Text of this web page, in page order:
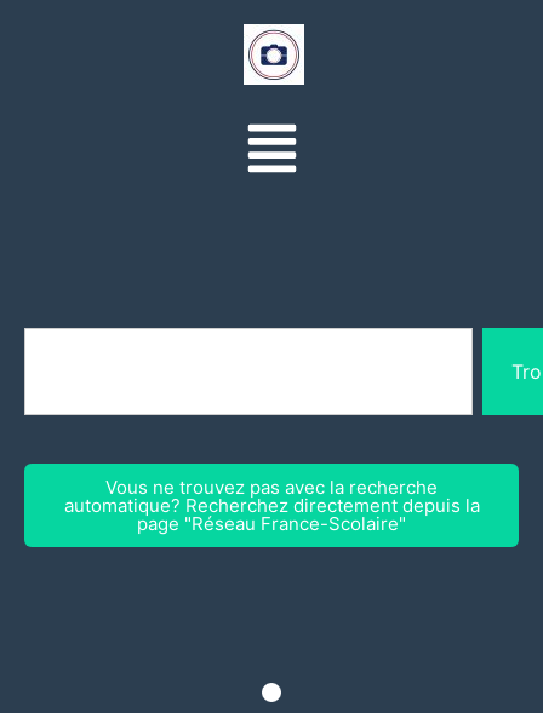
Vous ne trouvez pas avec la recherche
automatique? Recherchez directement depuis la
page "Réseau France-Scolaire"